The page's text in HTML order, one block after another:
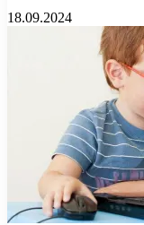
18.09.2024